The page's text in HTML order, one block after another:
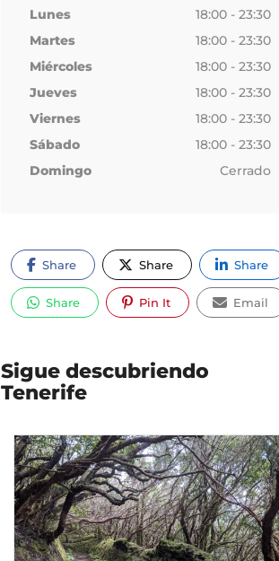
Lunes
18:00 - 23:30
Martes
18:00 - 23:30
Miércoles
18:00 - 23:30
Jueves
18:00 - 23:30
Viernes
18:00 - 23:30
Sábado
18:00 - 23:30
Domingo
Cerrado
Share Share Share
Share Pin It Email
Sigue descubriendo
Tenerife